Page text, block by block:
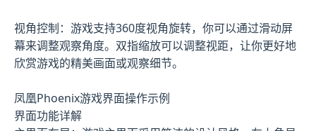
视角控制：游戏支持360度视角旋转，你可以通过滑动屏
幕来调整观察角度。双指缩放可以调整视距，让你更好地
欣赏游戏的精美画面或观察细节。
凤凰Phoenix游戏界面操作示例
界面功能详解